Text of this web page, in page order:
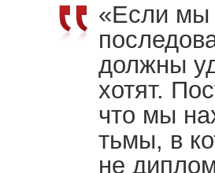
«Если мы
должны
хотят.
что мы
тьмы, в
не